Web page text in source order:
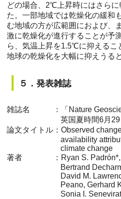
どの場合、2℃上昇時にはさら
た。一部地域では乾燥化の緩和
む地域の方が広範囲におよび、
激に乾燥化が進行することが予
ら、気温上昇を1.5℃に抑える
地球の乾燥化を大幅に抑えうる
５．発表雑誌
雑誌名 ：「Nature
英国夏時間6月29
論文タイトル：Observed
availability
climate change
著者 ：Ryan S. Padrón*,
Bertrand
David M.
Peano, Gerhard
Sonia I.